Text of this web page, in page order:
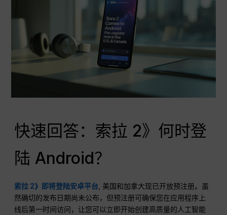
快速回答：索拉 2》何时登
陆 Android？
索拉 2》即将登陆安卓平台 , 美国和加拿大现已开放预注册。虽
然确切的发布日期尚未公布，但预注册可确保您在应用程序上
线后第一时间访问，让您可以立即开始创建高质量的人工智能